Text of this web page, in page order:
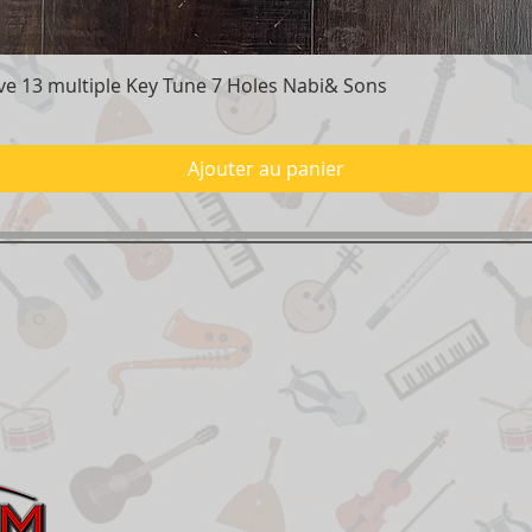
Aperçu rapide
13 multiple Key Tune 7 Holes Nabi& Sons
Ajouter au panier